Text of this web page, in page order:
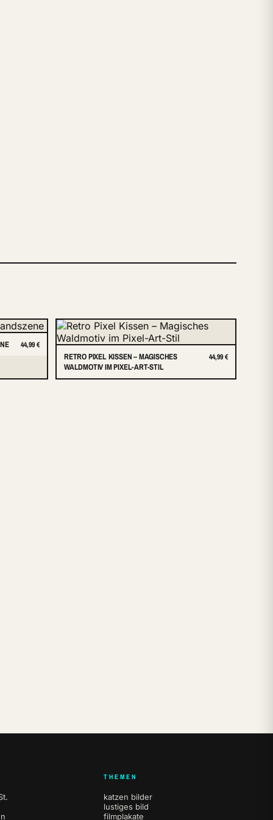
44,99 €
RETRO PIXEL KISSEN – MAGISCHES
WALDMOTIV IM PIXEL-ART-STIL
44,99 €
THEMEN
katzen bilder
lustiges bild
filmplakate